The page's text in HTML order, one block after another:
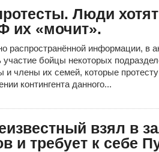
Люди
их «мочит».
распространённой информации, в
участие бойцы некоторых
и члены их семей, которые
контингента данного...
взял в
и требует к себе